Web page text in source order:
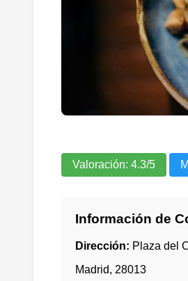
Valoración: 4.3/5
Información de
Dirección: Plaza del
Madrid, 28013